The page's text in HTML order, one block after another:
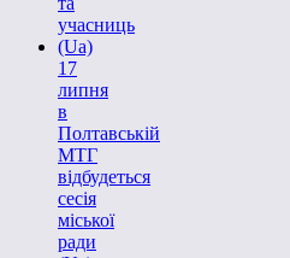
учасниць
(Ua)
17
липня
в
Полтавській
МТГ
відбудеться
сесія
міської
ради